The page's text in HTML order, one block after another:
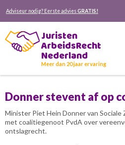
Adviseur nodig? Eerste adviesGRATIS!
Juristen
ArbeidsRecht
Nederland
Meer dan 20 jaar ervaring
Donner stevent af op
Minister Piet Hein Donner van Sociale
met coalitiegenoot PvdA over
ontslagrecht.